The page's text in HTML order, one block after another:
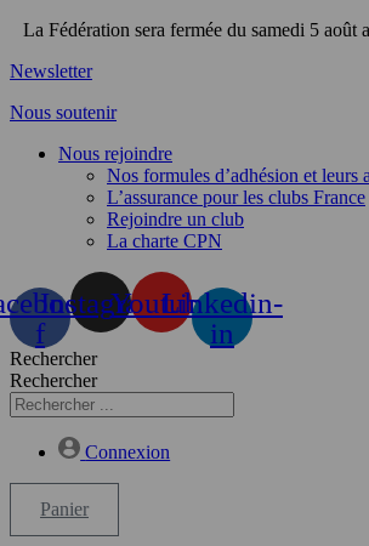
Aller
contenu
La Fédération sera fermée du samedi 5 août
Newsletter
Nous soutenir
Nous rejoindre
Nos formules d’adhésion et leurs
L’assurance pour les clubs France
Rejoindre un club
La charte CPN
f
InstagramYoutubeLinkedin-
in
Rechercher
Rechercher
Connexion
Panier